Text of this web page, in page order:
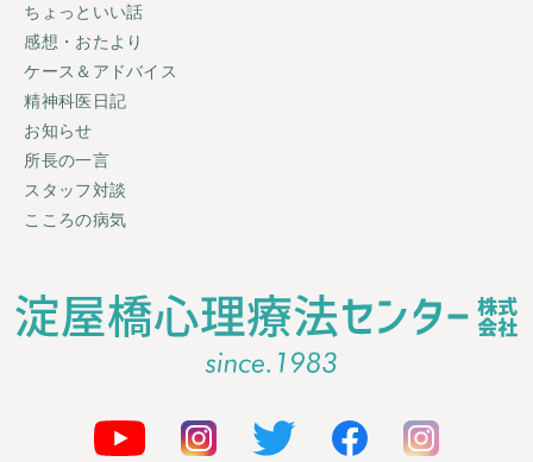
ちょっといい話
感想・おたより
ケース＆アドバイス
精神科医日記
お知らせ
所長の一言
スタッフ対談
こころの病気